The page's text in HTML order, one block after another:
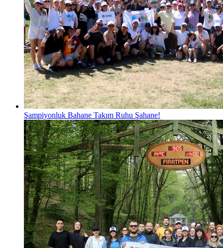
Şampiyonluk Bahane Takım Ruhu Şahane!